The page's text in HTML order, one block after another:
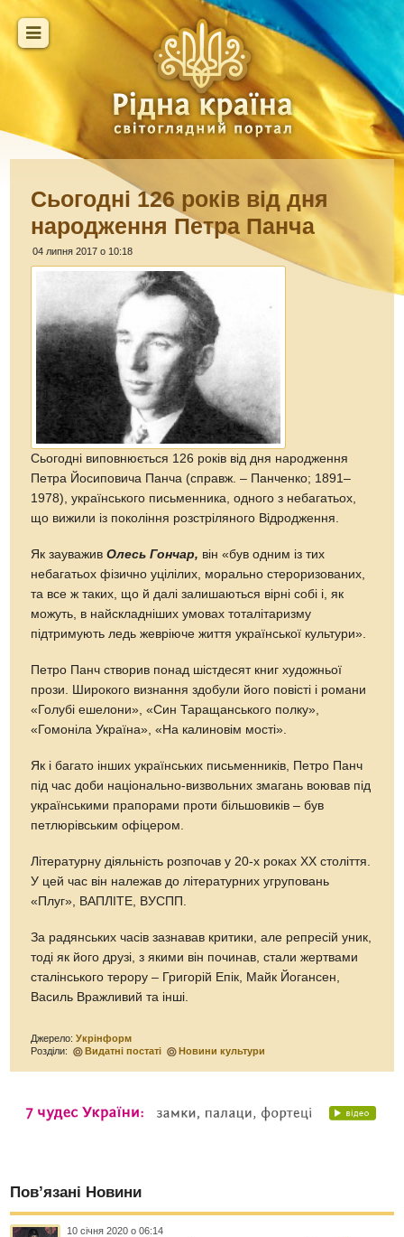
Сьогодні 126 років від дня
народження Петра Панча
04 липня 2017 о 10:18
Сьогодні виповнюється 126 років від дня народження
Петра Йосиповича Панча (справж. – Панченко; 1891–
1978), українського письменника, одного з небагатьох,
що вижили із покоління розстріляного Відродження.
Як зауваживОлесь Гончар, він «був одним із тих
небагатьох фізично уцілілих, морально стероризованих,
та все ж таких, що й далі залишаються вірні собі і, як
можуть, в найскладніших умовах тоталітаризму
підтримують ледь жевріюче життя української культури».
Петро Панч створив понад шістдесят книг художньої
прози. Широкого визнання здобули його повісті і романи
«Голубі ешелони», «Син Таращанського полку»,
«Гомоніла Україна», «На калиновім мості».
Як і багато інших українських письменників, Петро Панч
під час доби національно-визвольних змагань воював під
українськими прапорами проти більшовиків – був
петлюрівським офіцером.
Літературну діяльність розпочав у 20-х роках ХХ століття.
У цей час він належав до літературних угруповань
«Плуг», ВАПЛІТЕ, ВУСПП.
За радянських часів зазнавав критики, але репресій уник,
тоді як його друзі, з якими він починав, стали жертвами
сталінського терору – Григорій Епік, Майк Йогансен,
Василь Вражливий та інші.
Джерело:Укрінформ
Розділи:
Видатні постаті Новини культури
Пов’язані Новини
10 січня 2020 о 06:14